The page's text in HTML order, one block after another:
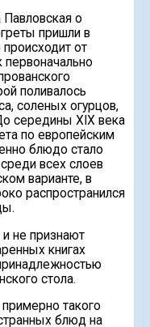
Павловская о
пришли в
от
первоначально
поливалось
соленых огурцов,
середины XIX века
по европейским
блюдо стало
всех слоев
варианте, в
распространился
и не признают
книгах
стола.
такого
блюд на